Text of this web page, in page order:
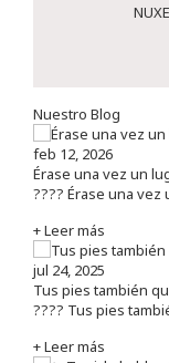
Nuestro Blog
feb 12, 2026
Érase una vez un
???? Érase una
+ Leer más
jul 24, 2025
Tus pies también
???? Tus pies
+ Leer más